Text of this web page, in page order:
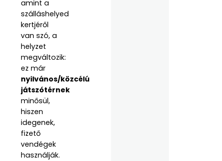
amint a
szálláshelyed
kertjéről
van szó, a
helyzet
megváltozik:
ez már
nyilvános/közcélú
játszótérnek
minősül,
hiszen
idegenek,
fizető
vendégek
használják.